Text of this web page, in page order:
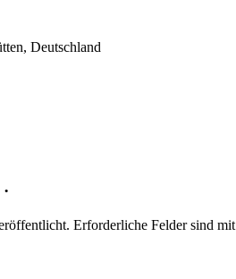
Deutschland
Erforderliche Felder sind mit